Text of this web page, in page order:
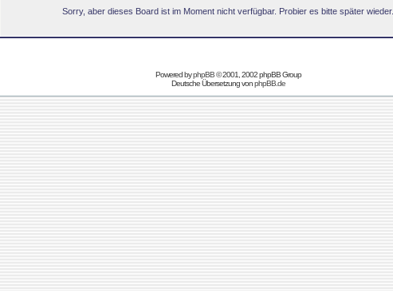
Sorry, aber dieses Board ist im Moment nicht verfügbar. Probier es bitte später wieder.
Powered byphpBB© 2001, 2002 phpBB Group
Deutsche Übersetzung vonphpBB.de